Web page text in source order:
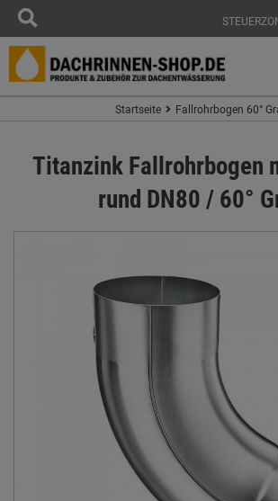
Startseite Fallrohrbogen 60°
Titanzink Fallrohrbogen
rund DN80 / 60°